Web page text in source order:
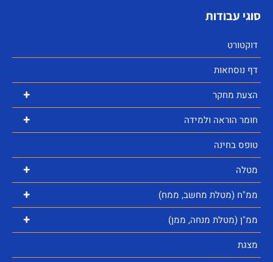
סוגי עבודות
דוקטורט
דף נוסחאות
+ הצעת מחקר
+
חומר הוראה ולמידה
טופס בחינה
+ מטלה
+ ממ"ח (מטלת מחשב, ממח)
+
ממ"ן (מטלת מנחה, ממן)
מצגת